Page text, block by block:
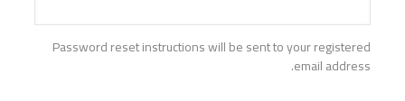
Password reset instructions will be sent to your registered
email address.